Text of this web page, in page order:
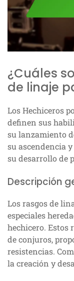
¿Cuáles
de linaje
Los Hechiceros
definen sus
su lanzamiento
su ascendencia
su desarrollo de
Descripción
Los rasgos de
especiales
hechicero. Estos
de conjuros,
resistencias.
la creación y